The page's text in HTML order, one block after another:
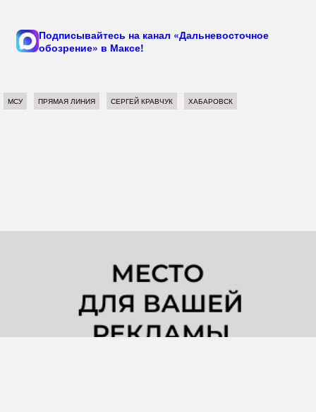
Подписывайтесь на канал «Дальневосточное
обозрение» в Максе!
МСУ ПРЯМАЯ ЛИНИЯ СЕРГЕЙ КРАВЧУК ХАБАРОВСК